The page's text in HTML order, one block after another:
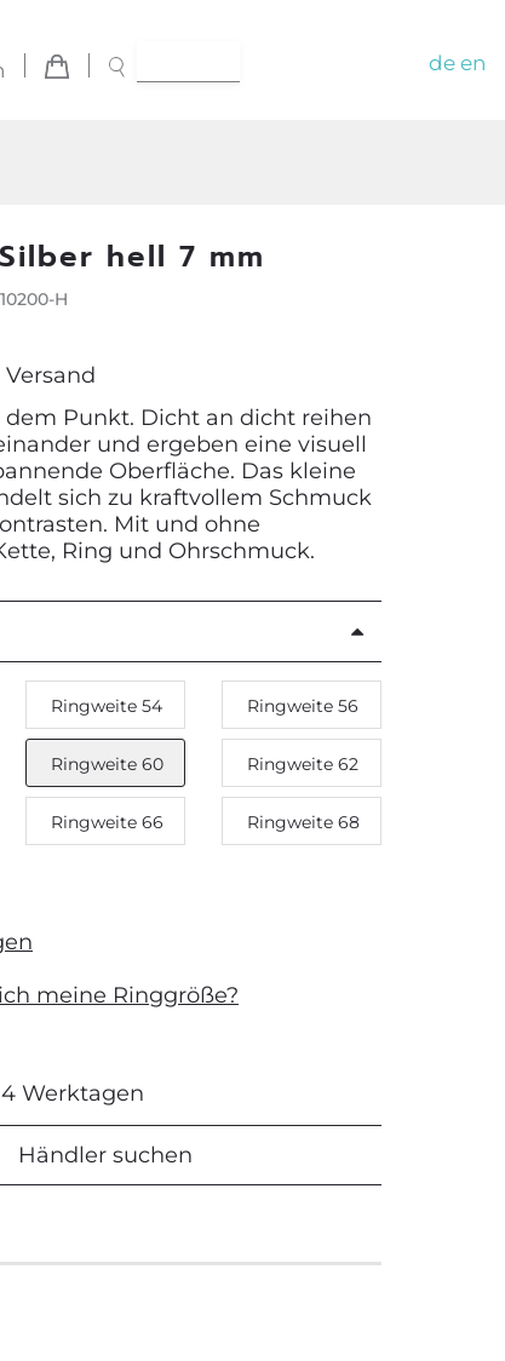
de en
hell 7 mm
H
Versand
dem Punkt. Dicht an dicht reihen
und ergeben eine visuell
Oberfläche. Das kleine
sich zu kraftvollem Schmuck
Mit und ohne
Ring und Ohrschmuck.
Ringweite 54 Ringweite 56
Ringweite 60 Ringweite 62
Ringweite 66 Ringweite 68
meine Ringgröße?
Werktagen
Händler suchen